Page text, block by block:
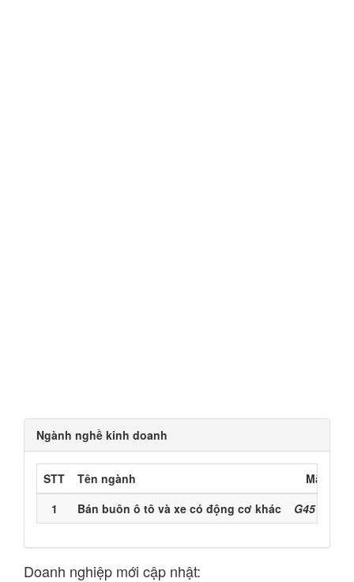
Ngành nghề kinh doanh
STT Tên ngành
Mã
1
Bán buôn ô tô và xe có động cơ khác G4511
Doanh nghiệp mới cập nhật: